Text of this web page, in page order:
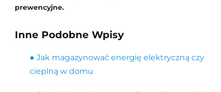
prewencyjne.
Inne Podobne Wpisy
● Jak magazynować energię elektryczną czy
cieplną w domu